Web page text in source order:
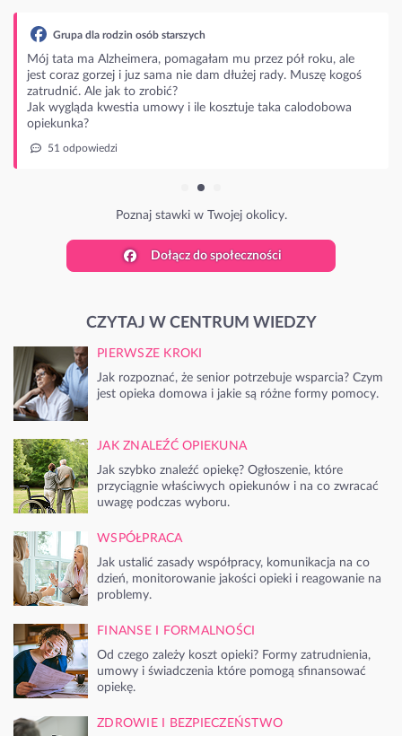
Grupa dla rodzin osób starszych
Mój tata ma Alzheimera, pomagałam mu przez pół roku, ale
jest coraz gorzej i juz sama nie dam dłużej rady. Muszę kogoś
zatrudnić. Ale jak to zrobić?
Jak wygląda kwestia umowy i ile kosztuje taka calodobowa
opiekunka?
51 odpowiedzi
Poznaj stawki w Twojej okolicy.
Dołącz do społeczności
CZYTAJ W CENTRUM WIEDZY
PIERWSZE KROKI
Jak rozpoznać, że senior potrzebuje wsparcia? Czym
jest opieka domowa i jakie są różne formy pomocy.
JAK ZNALEŹĆ OPIEKUNA
Jak szybko znaleźć opiekę? Ogłoszenie, które
przyciągnie właściwych opiekunów i na co zwracać
uwagę podczas wyboru.
WSPÓŁPRACA
Jak ustalić zasady współpracy, komunikacja na co
dzień, monitorowanie jakości opieki i reagowanie na
problemy.
FINANSE I FORMALNOŚCI
Od czego zależy koszt opieki? Formy zatrudnienia,
umowy i świadczenia które pomogą sfinansować
opiekę.
ZDROWIE I BEZPIECZEŃSTWO